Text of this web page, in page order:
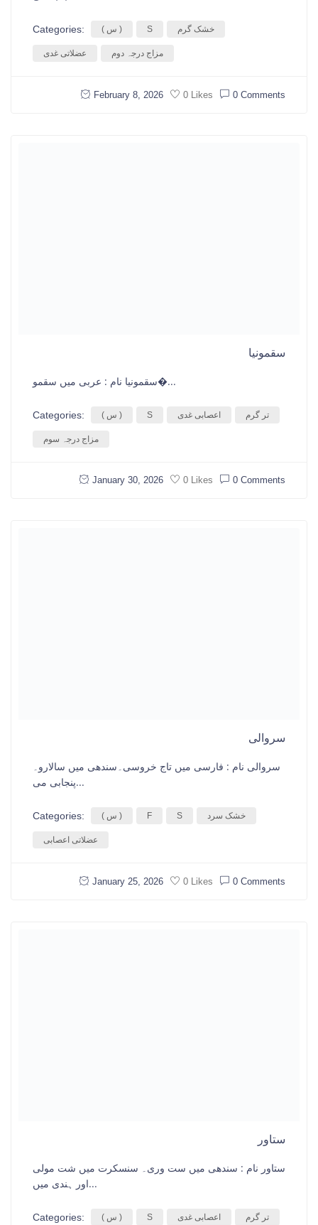
Categories: ( س ) S خشک گرم
عضلاتی غدی مزاج درجہ دوم
February 8, 2026 0 Likes 0 Comments
سقمونیا
سقمونیا نام : عربی میں سقمو�...
Categories: ( س ) S اعصابی غدی تر گرم
مزاج درجہ سوم
January 30, 2026 0 Likes 0 Comments
سروالی
سروالی نام : فارسی میں تاج خروسی۔سندھی میں سالارو۔
پنجابی می...
Categories: ( س ) F S خشک سرد
عضلاتی اعصابی
January 25, 2026 0 Likes 0 Comments
ستاور
ستاور نام : سندھی میں ست وری۔ سنسکرت میں شت مولی
اور ہندی میں...
Categories: ( س ) S اعصابی غدی تر گرم